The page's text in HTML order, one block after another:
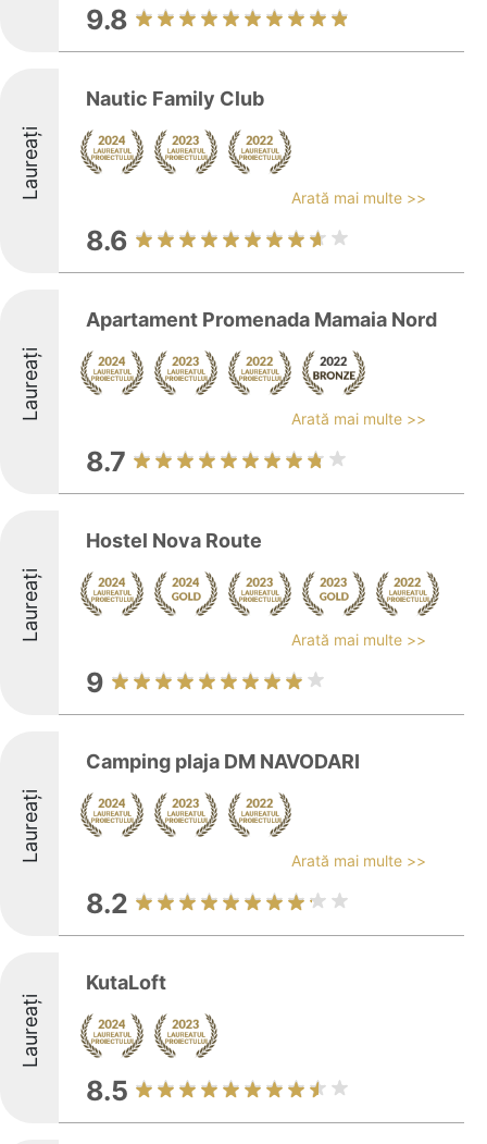
9.8
Laureați
Nautic Family Club
Arată mai multe >>
8.6
Laureați
Apartament Promenada Mamaia Nord
Arată mai multe >>
8.7
Laureați
Hostel Nova Route
Arată mai multe >>
9
Laureați
Camping plaja DM NAVODARI
Arată mai multe >>
8.2
Laureați
KutaLoft
8.5